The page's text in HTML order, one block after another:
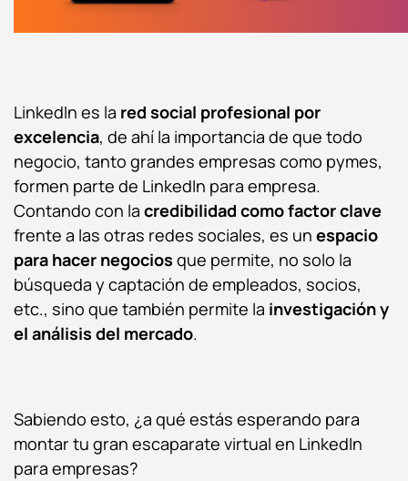
LinkedIn es la red social profesional por
excelencia, de ahí la importancia de que todo
negocio, tanto grandes empresas como pymes,
formen parte de LinkedIn para empresa.
Contando con la credibilidad como factor clave
frente a las otras redes sociales, es un espacio
para hacer negocios que permite, no solo la
búsqueda y captación de empleados, socios,
etc., sino que también permite la investigación y
el análisis del mercado.
Sabiendo esto, ¿a qué estás esperando para
montar tu gran escaparate virtual en LinkedIn
para empresas?